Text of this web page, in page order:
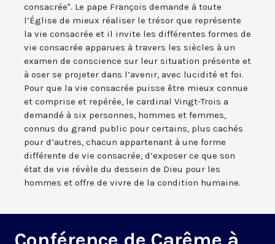
consacrée". Le pape François demande à toute
l’Église de mieux réaliser le trésor que représente
la vie consacrée et il invite les différentes formes de
vie consacrée apparues à travers les siècles à un
examen de conscience sur leur situation présente et
à oser se projeter dans l’avenir, avec lucidité et foi.
Pour que la vie consacrée puisse être mieux connue
et comprise et repérée, le cardinal Vingt-Trois a
demandé à six personnes, hommes et femmes,
connus du grand public pour certains, plus cachés
pour d’autres, chacun appartenant à une forme
différente de vie consacrée, d’exposer ce que son
état de vie révèle du dessein de Dieu pour les
hommes et offre de vivre de la condition humaine.